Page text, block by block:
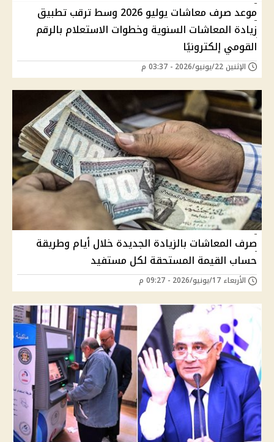
موعد صرف معاشات يوليو 2026 وسط ترقب تطبيق
زيادة المعاشات السنوية وخطوات الاستعلام بالرقم
القومي إلكترونيًا
الإثنين 22/يونيو/2026 - 03:37 م
صرف المعاشات بالزيادة الجديدة خلال أيام وطريقة
حساب القيمة المستحقة لكل مستفيد
الأربعاء 17/يونيو/2026 - 09:27 م